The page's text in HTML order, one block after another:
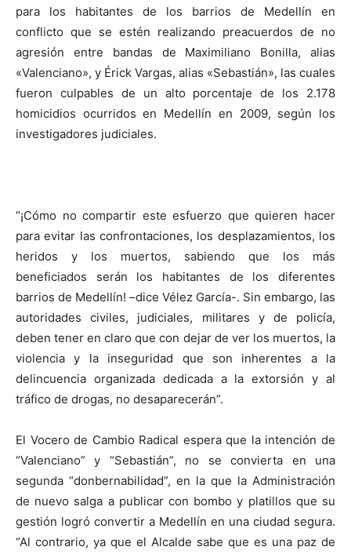
para los habitantes de los barrios de Medellín en
conflicto que se estén realizando preacuerdos de no
agresión entre bandas de Maximiliano Bonilla, alias
«Valenciano», y Érick Vargas, alias «Sebastián», las cuales
fueron culpables de un alto porcentaje de los 2.178
homicidios ocurridos en Medellín en 2009, según los
investigadores judiciales.
“¡Cómo no compartir este esfuerzo que quieren hacer
para evitar las confrontaciones, los desplazamientos, los
heridos y los muertos, sabiendo que los más
beneficiados serán los habitantes de los diferentes
barrios de Medellín! –dice Vélez García-. Sin embargo, las
autoridades civiles, judiciales, militares y de policía,
deben tener en claro que con dejar de ver los muertos, la
violencia y la inseguridad que son inherentes a la
delincuencia organizada dedicada a la extorsión y al
tráfico de drogas, no desaparecerán”.
El Vocero de Cambio Radical espera que la intención de
“Valenciano” y “Sebastián”, no se convierta en una
segunda “donbernabilidad”, en la que la Administración
de nuevo salga a publicar con bombo y platillos que su
gestión logró convertir a Medellín en una ciudad segura.
“Al contrario, ya que el Alcalde sabe que es una paz de